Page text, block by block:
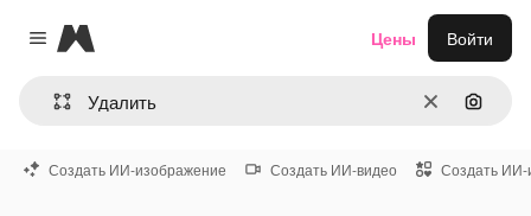
Close menu
Magnific
ОчиститьПоиск
Цены Войти
Создать ИИ-изображение Создать ИИ-видео Создать ИИ-